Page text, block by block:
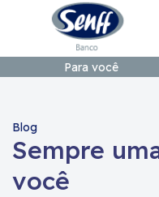
Para você
Blog
Sempre
você